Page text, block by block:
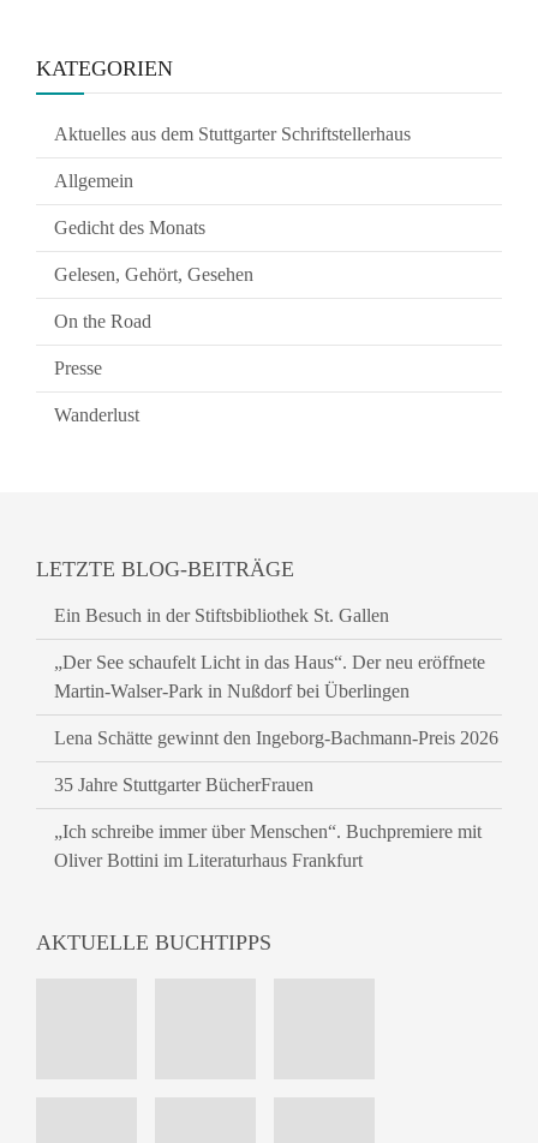
KATEGORIEN
Aktuelles aus dem Stuttgarter Schriftstellerhaus
Allgemein
Gedicht des Monats
Gelesen, Gehört, Gesehen
On the Road
Presse
Wanderlust
LETZTE BLOG-BEITRÄGE
Ein Besuch in der Stiftsbibliothek St. Gallen
„Der See schaufelt Licht in das Haus“. Der neu eröffnete
Martin-Walser-Park in Nußdorf bei Überlingen
Lena Schätte gewinnt den Ingeborg-Bachmann-Preis 2026
35 Jahre Stuttgarter BücherFrauen
„Ich schreibe immer über Menschen“. Buchpremiere mit
Oliver Bottini im Literaturhaus Frankfurt
AKTUELLE BUCHTIPPS